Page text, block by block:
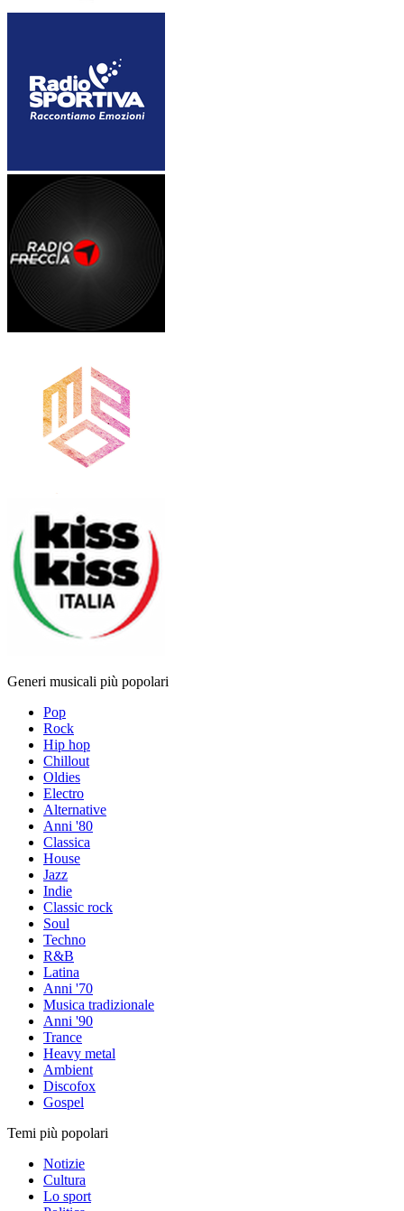
Generi musicali più popolari
Pop
Rock
Hip hop
Chillout
Oldies
Electro
Alternative
Anni '80
Classica
House
Jazz
Indie
Classic rock
Soul
Techno
R&B
Latina
Anni '70
Musica tradizionale
Anni '90
Trance
Heavy metal
Ambient
Discofox
Gospel
Temi più popolari
Notizie
Cultura
Lo sport